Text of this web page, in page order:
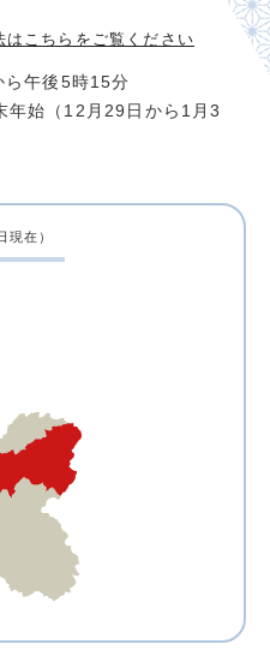
は こちらをご覧ください
ら午後5時15分
年始（12月29日から1月3
現在）